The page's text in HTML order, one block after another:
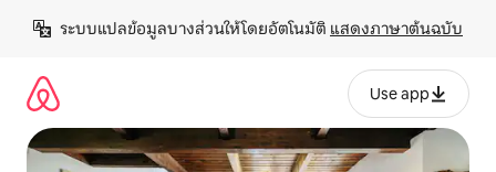
เนื้อหา
ระบบแปลข้อมูลบางส่วนให้โดยอัตโนมัติ แสดงภาษาต้นฉบับ
Use app